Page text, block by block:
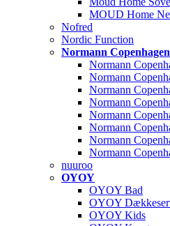
MOUD Home
Nofred
Nordic Function
Normann Copenhagen
Normann
Normann
Normann
Normann
Normann
Normann
Normann
Normann
nuuroo
OYOY
OYOY Bad
OYOY
OYOY Kids